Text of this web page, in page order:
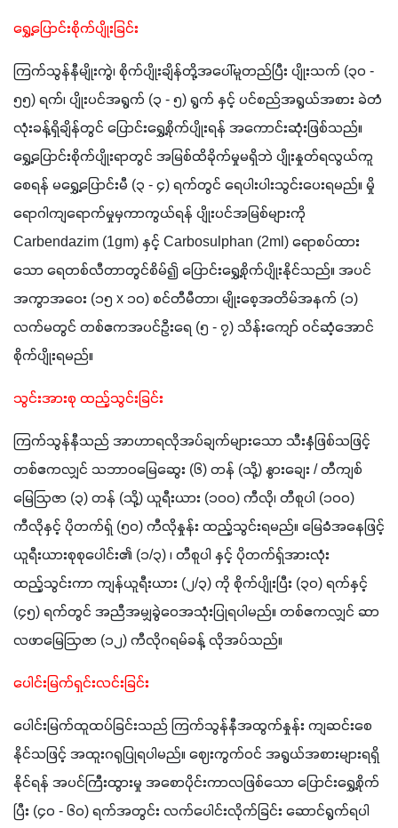
ရွှေ့ပြောင်းစိုက်ပျိုးခြင်း
ကြက်သွန်နီမျိုးကွဲ၊ စိုက်ပျိုးချိန်တို့အပေါ်မူတည်ပြီး ပျိုးသက် (၃၀ -
၅၅) ရက်၊ ပျိုးပင်အရွက် (၃ - ၅) ရွက် နှင့် ပင်စည်အရွယ်အစား ခဲတံ
လုံးခန့်ရှိချိန်တွင် ပြောင်းရွှေ့စိုက်ပျိုးရန် အကောင်းဆုံးဖြစ်သည်။
ရွှေ့ပြောင်းစိုက်ပျိုးရာတွင် အမြစ်ထိခိုက်မှုမရှိဘဲ ပျိုးနှုတ်ရလွယ်ကူ
စေရန် မရွှေ့ပြောင်းမီ (၃ - ၄) ရက်တွင် ရေပါးပါးသွင်းပေးရမည်။ မှို
ရောဂါကျရောက်မှုမှကာကွယ်ရန် ပျိုးပင်အမြစ်များကို
Carbendazim (1gm) နှင့် Carbosulphan (2ml) ‌ရောစပ်ထား
သော ရေတစ်လီတာတွင်စိမ်၍ ပြောင်းရွှေ့စိုက်ပျိုးနိုင်သည်။ အပင်
အကွာအဝေး (၁၅ x ၁၀) စင်တီမီတာ၊ မျိုးစေ့အတိမ်အနက် (၁)
လက်မတွင် တစ်ဧကအပင်ဦးရေ (၅ - ၇) သိန်းကျော် ဝင်ဆံ့အောင်
စိုက်ပျိုးရမည်။
သွင်းအားစု ထည့်သွင်းခြင်း
ကြက်သွန်နီသည် အာဟာရလိုအပ်ချက်များသော သီးနှံဖြစ်သဖြင့်
တစ်ဧကလျှင် သဘာဝမြေဆွေး (၆) တန် (သို့) နွားချေး / တီကျစ်
မြေဩဇာ (၃) တန် (သို့) ယူရီးယား (၁၀၀) ကီလို၊ တီစူပါ (၁၀၀)
ကီလိုနှင့် ပိုတက်ရှ် (၅၀) ကီလိုနှုန်း ထည့်သွင်းရမည်။ မြေခံအနေဖြင့်
ယူရီးယားစုစုပေါင်း၏ (၁/၃) ၊ တီစူပါ နှင့် ပိုတက်ရှ်အားလုံး
ထည့်သွင်းကာ ကျန်ယူရီးယား (၂/၃) ကို စိုက်ပျိုးပြီး (၃၀) ရက်နှင့်
(၄၅) ရက်တွင် အညီအမျှခွဲဝေအသုံးပြုရပါမည်။ တစ်ဧကလျှင် ဆာ
လဖာမြေဩဇာ (၁၂) ကီလိုဂရမ်ခန့် လိုအပ်သည်။
ပေါင်းမြက်ရှင်းလင်းခြင်း
ပေါင်းမြက်ထူထပ်ခြင်းသည် ကြက်သွန်နီအထွက်နှုန်း ကျဆင်းစေ
နိုင်သဖြင့် အထူးဂရုပြုရပါမည်။ ဈေးကွက်ဝင် အရွယ်အစားများရရှိ
နိုင်ရန် အပင်ကြီးထွားမှု အစောပိုင်းကာလဖြစ်သော ပြောင်းရွှေ့စိုက်
ပြီး (၄၀ - ၆၀) ရက်အတွင်း လက်ပေါင်းလိုက်ခြင်း ဆောင်ရွက်ရပါ